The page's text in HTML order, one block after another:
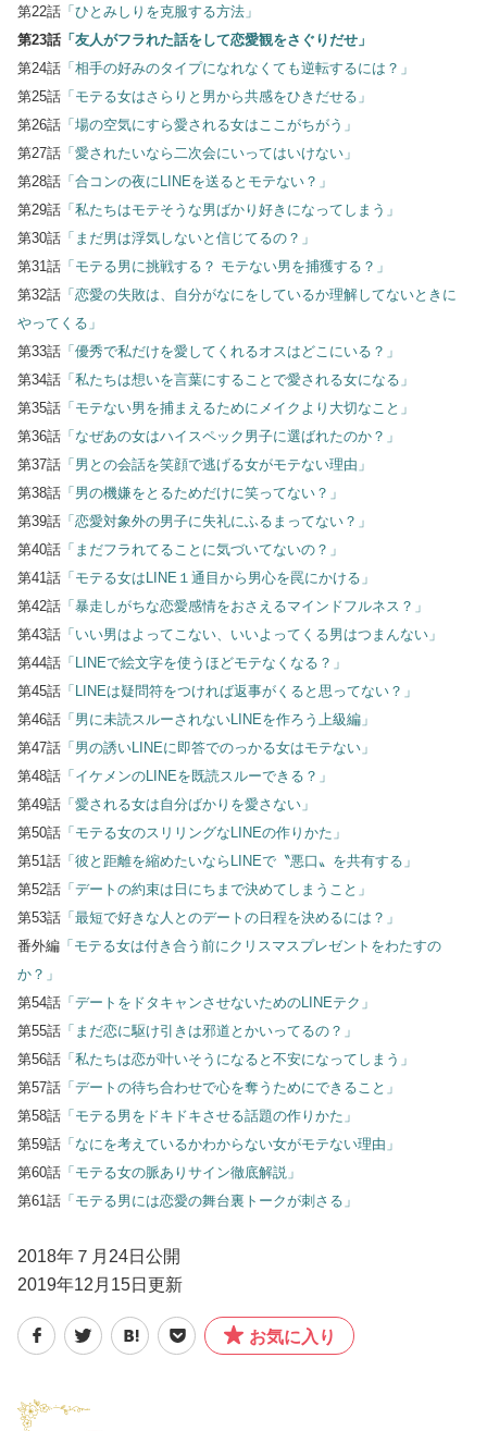
第22話 「ひとみしりを克服する方法」
第23話 「友人がフラれた話をして恋愛観をさぐりだせ」
第24話 「相手の好みのタイプになれなくても逆転するには？」
第25話 「モテる女はさらりと男から共感をひきだせる」
第26話 「場の空気にすら愛される女はここがちがう」
第27話 「愛されたいなら二次会にいってはいけない」
第28話 「合コンの夜にLINEを送るとモテない？」
第29話 「私たちはモテそうな男ばかり好きになってしまう」
第30話 「まだ男は浮気しないと信じてるの？」
第31話 「モテる男に挑戦する？ モテない男を捕獲する？」
第32話 「恋愛の失敗は、自分がなにをしているか理解してないときに
やってくる」
第33話 「優秀で私だけを愛してくれるオスはどこにいる？」
第34話 「私たちは想いを言葉にすることで愛される女になる」
第35話 「モテない男を捕まえるためにメイクより大切なこと」
第36話 「なぜあの女はハイスペック男子に選ばれたのか？」
第37話 「男との会話を笑顔で逃げる女がモテない理由」
第38話 「男の機嫌をとるためだけに笑ってない？」
第39話 「恋愛対象外の男子に失礼にふるまってない？」
第40話 「まだフラれてることに気づいてないの？」
第41話 「モテる女はLINE１通目から男心を罠にかける」
第42話 「暴走しがちな恋愛感情をおさえるマインドフルネス？」
第43話 「いい男はよってこない、いいよってくる男はつまんない」
第44話 「LINEで絵文字を使うほどモテなくなる？」
第45話 「LINEは疑問符をつければ返事がくると思ってない？」
第46話 「男に未読スルーされないLINEを作ろう上級編」
第47話 「男の誘いLINEに即答でのっかる女はモテない」
第48話 「イケメンのLINEを既読スルーできる？」
第49話 「愛される女は自分ばかりを愛さない」
第50話 「モテる女のスリリングなLINEの作りかた」
第51話 「彼と距離を縮めたいならLINEで〝悪口〟を共有する」
第52話 「デートの約束は日にちまで決めてしまうこと」
第53話 「最短で好きな人とのデートの日程を決めるには？」
番外編 「モテる女は付き合う前にクリスマスプレゼントをわたすの
か？」
第54話 「デートをドタキャンさせないためのLINEテク」
第55話 「まだ恋に駆け引きは邪道とかいってるの？」
第56話 「私たちは恋が叶いそうになると不安になってしまう」
第57話 「デートの待ち合わせで心を奪うためにできること」
第58話 「モテる男をドキドキさせる話題の作りかた」
第59話 「なにを考えているかわからない女がモテない理由」
第60話 「モテる女の脈ありサイン徹底解説」
第61話 「モテる男には恋愛の舞台裏トークが刺さる」
2018年７月24日公開
2019年12月15日更新
お気に入り